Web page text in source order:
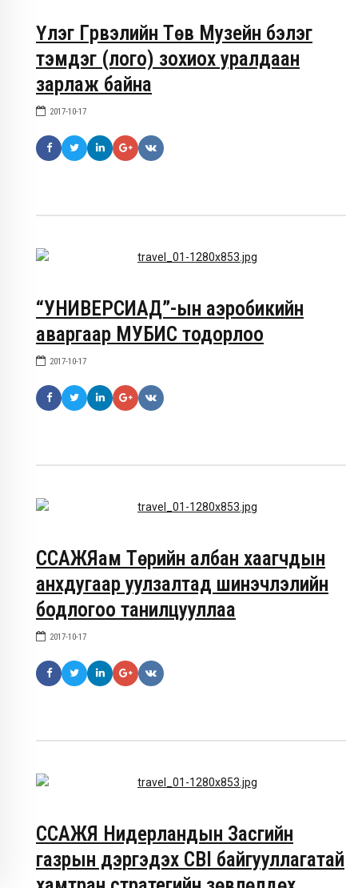
Үлэг Гүрвэлийн Төв Музейн бэлэг
тэмдэг (лого) зохиох уралдаан
зарлаж байна
2017-10-17
“УНИВЕРСИАД”-ын аэробикийн
аваргаар МУБИС тодорлоо
2017-10-17
ССАЖЯам Төрийн албан хаагчдын
анхдугаар уулзалтад шинэчлэлийн
бодлогоо танилцууллаа
2017-10-17
ССАЖЯ Нидерландын Засгийн
газрын дэргэдэх CBI байгууллагатай